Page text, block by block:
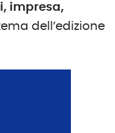
impresa,
dell’edizione